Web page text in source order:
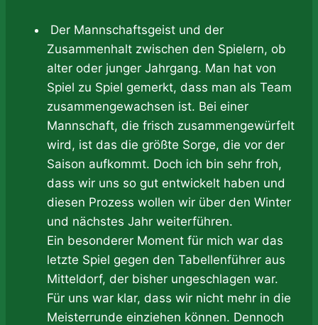
Der Mannschaftsgeist und der
Zusammenhalt zwischen den Spielern, ob
alter oder junger Jahrgang. Man hat von
Spiel zu Spiel gemerkt, dass man als Team
zusammengewachsen ist. Bei einer
Mannschaft, die frisch zusammengewürfelt
wird, ist das die größte Sorge, die vor der
Saison aufkommt. Doch ich bin sehr froh,
dass wir uns so gut entwickelt haben und
diesen Prozess wollen wir über den Winter
und nächstes Jahr weiterführen.
Ein besonderer Moment für mich war das
letzte Spiel gegen den Tabellenführer aus
Mitteldorf, der bisher ungeschlagen war.
Für uns war klar, dass wir nicht mehr in die
Meisterrunde einziehen können. Dennoch